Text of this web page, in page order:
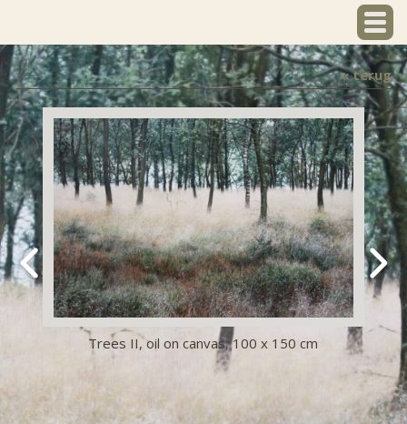
« terug
Trees II, oil on canvas, 100 x 150 cm